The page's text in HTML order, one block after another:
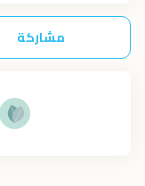
مشاركة